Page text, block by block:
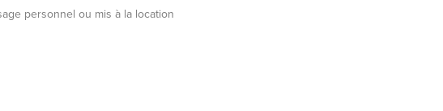
personnel ou mis à la location